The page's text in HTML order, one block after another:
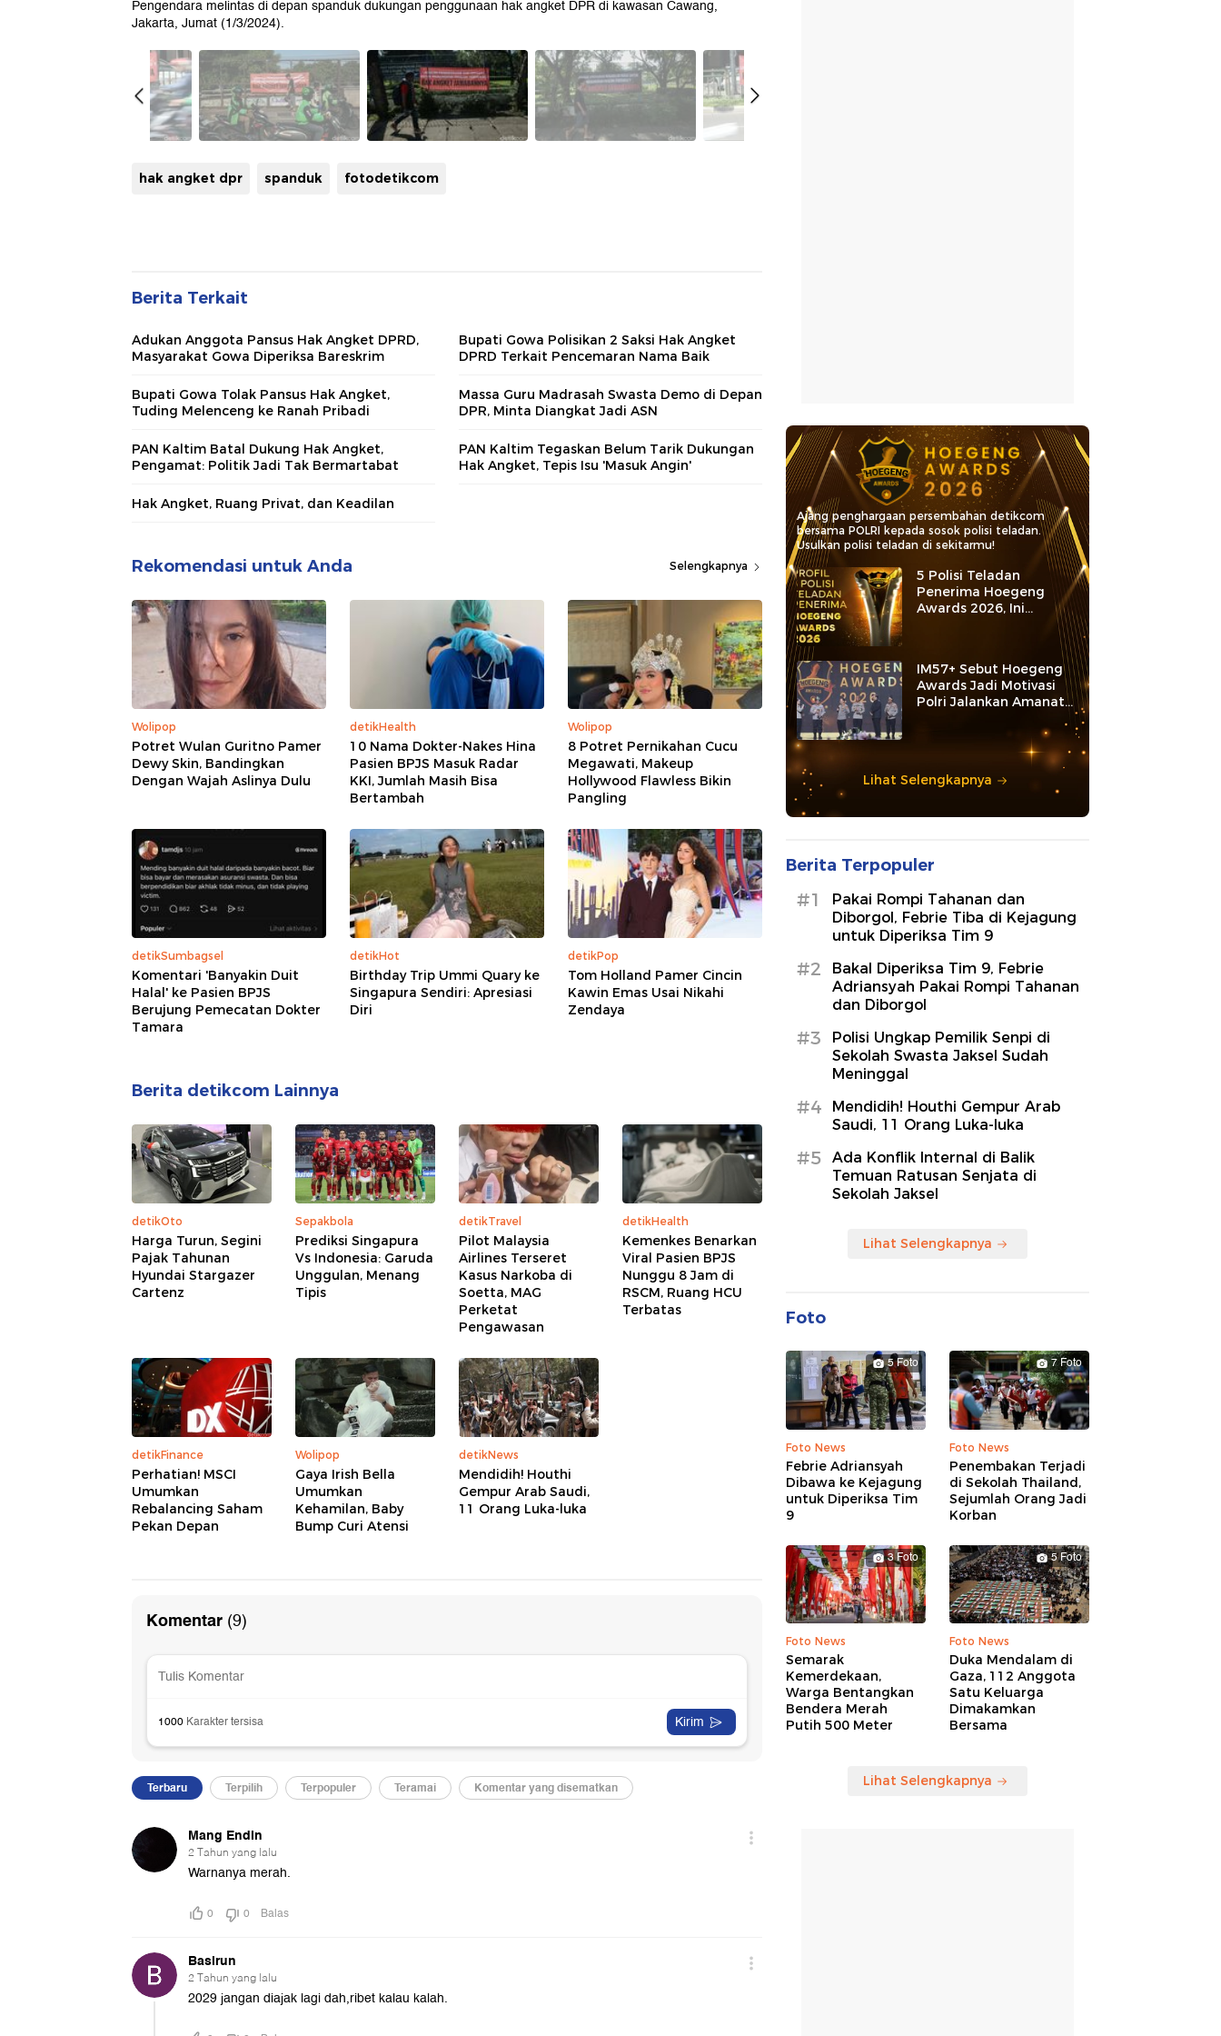
Pengendara melintas di depan spanduk dukungan penggunaan hak angket DPR di kawasan Cawang,
Jakarta, Jumat (1/3/2024).
hak angket dpr spanduk fotodetikcom
Berita Terkait
Adukan Anggota Pansus Hak Angket DPRD,
Masyarakat Gowa Diperiksa Bareskrim
Bupati Gowa Polisikan 2 Saksi Hak Angket
DPRD Terkait Pencemaran Nama Baik
Bupati Gowa Tolak Pansus Hak Angket,
Tuding Melenceng ke Ranah Pribadi
Massa Guru Madrasah Swasta Demo di Depan
DPR, Minta Diangkat Jadi ASN
PAN Kaltim Batal Dukung Hak Angket,
Pengamat: Politik Jadi Tak Bermartabat
PAN Kaltim Tegaskan Belum Tarik Dukungan
Hak Angket, Tepis Isu 'Masuk Angin'
Hak Angket, Ruang Privat, dan Keadilan
Rekomendasi untuk Anda Selengkapnya
Wolipop
Potret Wulan Guritno Pamer
Dewy Skin, Bandingkan
Dengan Wajah Aslinya Dulu
detikHealth
10 Nama Dokter-Nakes Hina
Pasien BPJS Masuk Radar
KKI, Jumlah Masih Bisa
Bertambah
Wolipop
8 Potret Pernikahan Cucu
Megawati, Makeup
Hollywood Flawless Bikin
Pangling
detikSumbagsel
Komentari 'Banyakin Duit
Halal' ke Pasien BPJS
Berujung Pemecatan Dokter
Tamara
detikHot
Birthday Trip Ummi Quary ke
Singapura Sendiri: Apresiasi
Diri
detikPop
Tom Holland Pamer Cincin
Kawin Emas Usai Nikahi
Zendaya
Berita detikcom Lainnya
detikOto
Harga Turun, Segini
Pajak Tahunan
Hyundai Stargazer
Cartenz
Sepakbola
Prediksi Singapura
Vs Indonesia: Garuda
Unggulan, Menang
Tipis
detikTravel
Pilot Malaysia
Airlines Terseret
Kasus Narkoba di
Soetta, MAG
Perketat
Pengawasan
detikHealth
Kemenkes Benarkan
Viral Pasien BPJS
Nunggu 8 Jam di
RSCM, Ruang HCU
Terbatas
detikFinance
Perhatian! MSCI
Umumkan
Rebalancing Saham
Pekan Depan
Wolipop
Gaya Irish Bella
Umumkan
Kehamilan, Baby
Bump Curi Atensi
detikNews
Mendidih! Houthi
Gempur Arab Saudi,
11 Orang Luka-luka
Ajang penghargaan persembahan detikcom
bersama POLRI kepada sosok polisi teladan.
Usulkan polisi teladan di sekitarmu!
5 Polisi Teladan
Penerima Hoegeng
Awards 2026, Ini
Kategori dan Kiprahnya
IM57+ Sebut Hoegeng
Awards Jadi Motivasi
Polri Jalankan Amanat
Lihat Selengkapnya
Berita Terpopuler
#1
Pakai Rompi Tahanan dan
Diborgol, Febrie Tiba di Kejagung
untuk Diperiksa Tim 9
#2
Bakal Diperiksa Tim 9, Febrie
Adriansyah Pakai Rompi Tahanan
dan Diborgol
#3
Polisi Ungkap Pemilik Senpi di
Sekolah Swasta Jaksel Sudah
Meninggal
#4
Mendidih! Houthi Gempur Arab
Saudi, 11 Orang Luka-luka
#5
Ada Konflik Internal di Balik
Temuan Ratusan Senjata di
Sekolah Jaksel
Lihat Selengkapnya
Foto
5 Foto
Foto News
Febrie Adriansyah
Dibawa ke Kejagung
untuk Diperiksa Tim
9
7 Foto
Foto News
Penembakan Terjadi
di Sekolah Thailand,
Sejumlah Orang Jadi
Korban
3 Foto
Foto News
Semarak
Kemerdekaan,
Warga Bentangkan
Bendera Merah
Putih 500 Meter
5 Foto
Foto News
Duka Mendalam di
Gaza, 112 Anggota
Satu Keluarga
Dimakamkan
Bersama
Lihat Selengkapnya